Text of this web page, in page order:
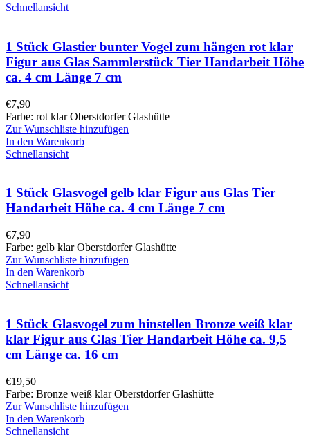
Schnellansicht
1 Stück Glastier bunter Vogel zum hängen rot klar
Figur aus Glas Sammlerstück Tier Handarbeit Höhe
ca. 4 cm Länge 7 cm
€7,90
Farbe: rot klar Oberstdorfer Glashütte
Zur Wunschliste hinzufügen
In den Warenkorb
Schnellansicht
1 Stück Glasvogel gelb klar Figur aus Glas Tier
Handarbeit Höhe ca. 4 cm Länge 7 cm
€7,90
Farbe: gelb klar Oberstdorfer Glashütte
Zur Wunschliste hinzufügen
In den Warenkorb
Schnellansicht
1 Stück Glasvogel zum hinstellen Bronze weiß klar
klar Figur aus Glas Tier Handarbeit Höhe ca. 9,5
cm Länge ca. 16 cm
€19,50
Farbe: Bronze weiß klar Oberstdorfer Glashütte
Zur Wunschliste hinzufügen
In den Warenkorb
Schnellansicht